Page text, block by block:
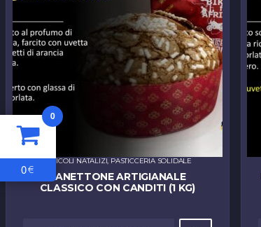
ARTICOLI NATALIZI, PASTICCERIA SOLIDALE
PANETTONE ARTIGIANALE
CLASSICO CON CANDITI (1 KG)
0
0€